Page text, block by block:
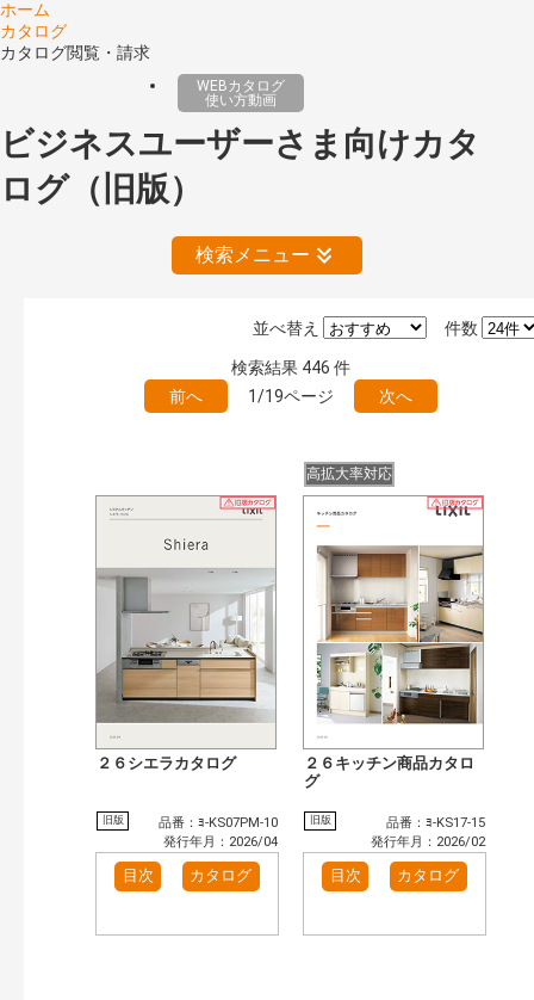
ホーム
カタログ
カタログ閲覧・請求
WEBカタログ
使い方動画
ビジネスユーザーさま向けカタ
ログ（旧版）
検索メニュー
絞り込みの解除
旧版（WEBカタログ）
キーワード検索（あいまい）
おすすめハッシュタグ
まずはここから（1）
施工イメージ・アイデア集（4）
リフォームおすすめ（4）
カテゴリー
窓・シャッター（791）
玄関ドア・引戸（481）
インテリア建材（377）
インテリアファブリック（15）
タイル建材（97）
水まわり（47）
キッチン（446）
洗面化粧室（262）
トイレ（405）
小型電気温水器（83）
件数
並べ替え
検索結果 446 件
前へ
1/19ページ 次へ
２６シエラカタログ
旧版
品番：ﾖ-KS07PM-10
発行年月：2026/04
目次 カタログ
高拡大率対応
２６キッチン商品カタロ
グ
旧版
品番：ﾖ-KS17-15
発行年月：2026/02
目次 カタログ